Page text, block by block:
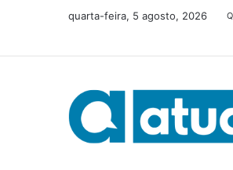
quarta-feira, 5 agosto, 2026